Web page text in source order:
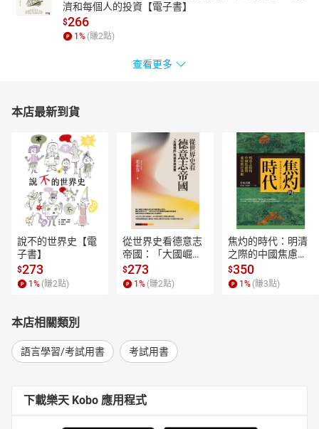
濟和每個人的投資【電子書】
$266
1 % (賺2點)
查看更多
本店最新到貨
說不的世界史【電
子書】
$273
1 % (賺2點)
從世界史看德意志
帝國：「大國崛
起」的迷思與真實
【電子書】
$273
1 % (賺2點)
焦灼的時代：明清
之際的中國焦慮與
東亞秩序重組【電
子書】
$350
1 % (賺3點)
本店相關類別
語言學習/考試用書 考試用書
下載樂天 Kobo 應用程式